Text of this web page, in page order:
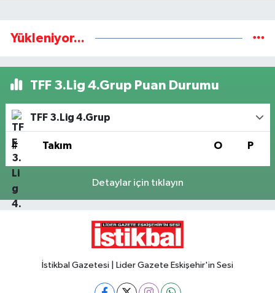
Yükleniyor...
TFF 3.Lig 4.Grup Puan Durumu
TFF 3.Lig 4.Grup
# Takım O P
Detaylar için tıklayın
İstikbal Gazetesi | Lider Gazete Eskişehir'in Sesi